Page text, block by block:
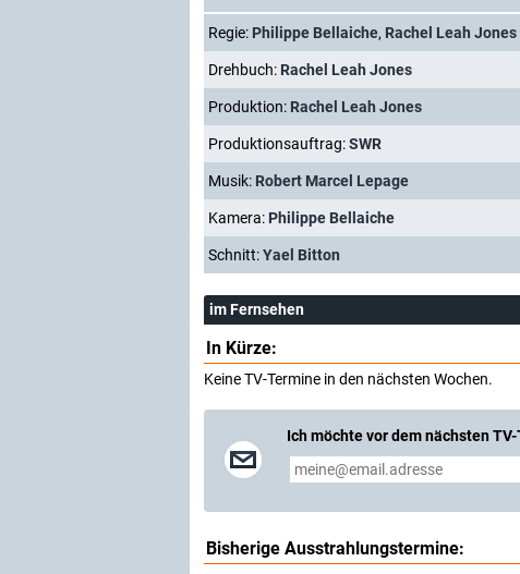
Regie: Philippe Bellaiche, Rachel Leah Jones
Drehbuch: Rachel Leah Jones
Produktion: Rachel Leah Jones
Produktionsauftrag:SWR
Musik: Robert Marcel Lepage
Kamera: Philippe Bellaiche
Schnitt:Yael Bitton
im Fernsehen
In Kürze:
Keine TV-Termine in den nächsten Wochen.
Ich möchte vor dem nächsten
Bisherige Ausstrahlungstermine: